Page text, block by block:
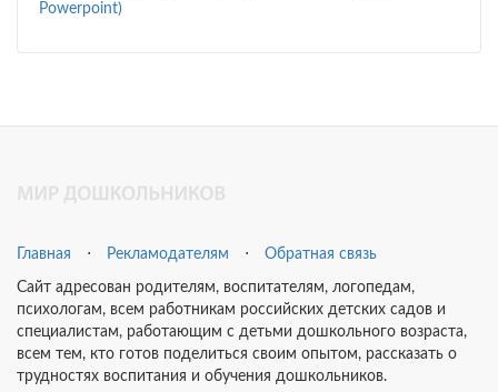
Powerpoint)
Главная ⋅ Рекламодателям ⋅ Обратная связь
Сайт адресован родителям, воспитателям, логопедам,
психологам, всем работникам российских детских садов и
специалистам, работающим с детьми дошкольного возраста,
всем тем, кто готов поделиться своим опытом, рассказать о
трудностях воспитания и обучения дошкольников.